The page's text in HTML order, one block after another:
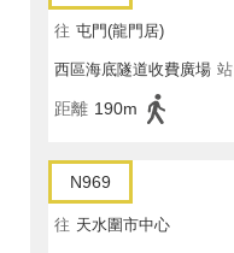
往 屯門(龍門居)
西區海底隧道收費廣場 站
距離 190m
N969
往 天水圍市中心